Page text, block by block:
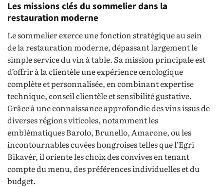
Les missions clés du sommelier dans la
restauration moderne
Le sommelier exerce une fonction stratégique au sein
de la restauration moderne, dépassant largement le
simple service du vin à table. Sa mission principale est
d’offrir à la clientèle une expérience œnologique
complète et personnalisée, en combinant expertise
technique, conseil clientèle et sensibilité gustative.
Grâce à une connaissance approfondie des vins issus de
diverses régions viticoles, notamment les
emblématiques Barolo, Brunello, Amarone, ou les
incontournables cuvées hongroises telles que l’Egri
Bikavér, il oriente les choix des convives en tenant
compte du menu, des préférences individuelles et du
budget.